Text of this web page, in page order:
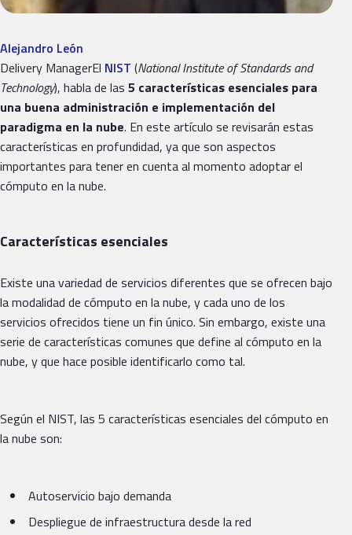
Alejandro León
Delivery ManagerEl NIST (National Institute of Standards and
Technology), habla de las 5 características esenciales para
una buena administración e implementación del
paradigma en la nube. En este artículo se revisarán estas
características en profundidad, ya que son aspectos
importantes para tener en cuenta al momento adoptar el
cómputo en la nube.
Características esenciales
Existe una variedad de servicios diferentes que se ofrecen bajo
la modalidad de cómputo en la nube, y cada uno de los
servicios ofrecidos tiene un fin único. Sin embargo, existe una
serie de características comunes que define al cómputo en la
nube, y que hace posible identificarlo como tal.
Según el NIST, las 5 características esenciales del cómputo en
la nube son:
Autoservicio bajo demanda
Despliegue de infraestructura desde la red